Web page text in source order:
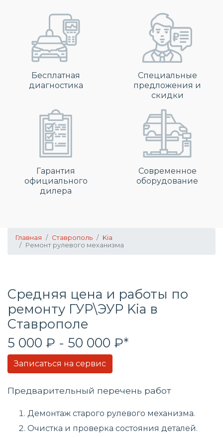
Бесплатная
диагностика
Специальные
предложения и
скидки
Гарантия
официального
дилера
Современное
оборудование
Главная Ставрополь
Kia
Ремонт рулевого механизма
Средняя цена и работы по
ремонту ГУР\ЭУР Kia в
Ставрополе
5 000 ₽ - 50 000 ₽*
Записаться на сервис
Предварительный перечень работ
Демонтаж старого рулевого механизма.
Очистка и проверка состояния деталей.